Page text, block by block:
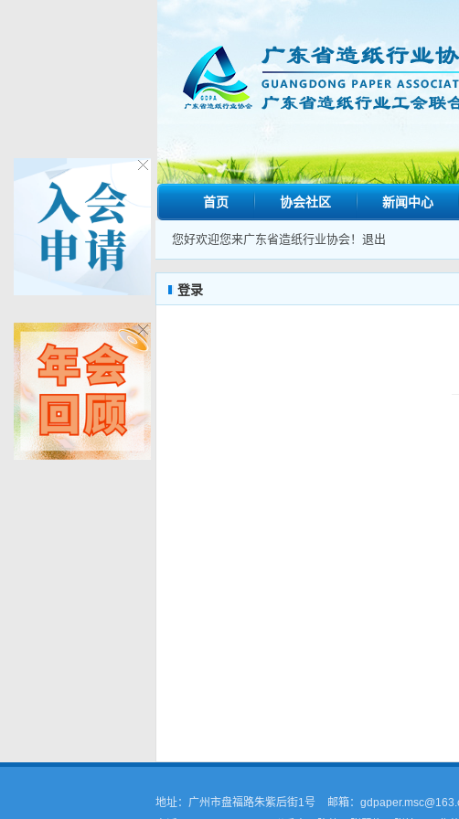
首页 协会社区 新闻中心
您好欢迎您来广东省造纸行业协会！ 退出
登录
地址：广州市盘福路朱紫后街1号
邮箱：